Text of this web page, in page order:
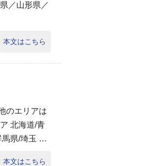
／山形県／
本文はこちら
のエリアは
北海道/青
馬県/埼玉 …
本文はこちら